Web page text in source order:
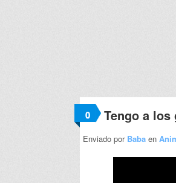
0 Tengo a
Enviado por Baba en